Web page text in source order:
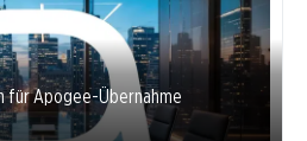
für Apogee-Übernahme